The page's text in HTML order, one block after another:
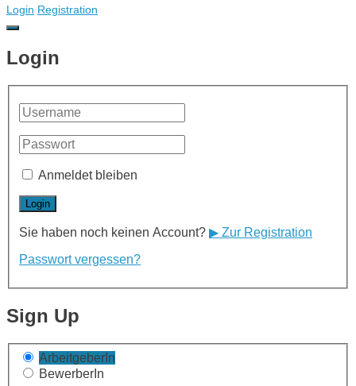
Login Registration
Login
Anmeldet bleiben
Sie haben noch keinen Account? ▶ Zur Registration
Passwort vergessen?
Sign Up
ArbeitgeberIn
BewerberIn